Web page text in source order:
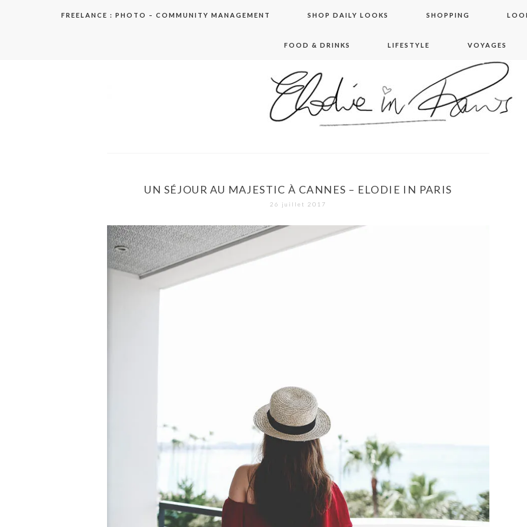
FREELANCE : PHOTO – COMMUNITY MANAGEMENT SHOP DAILY LOOKS SHOPPING
FOOD & DRINKS LIFESTYLE VOYAGES
elodie in paris
UN SÉJOUR AU MAJESTIC À CANNES – ELODIE IN PARIS
26 juillet 2017